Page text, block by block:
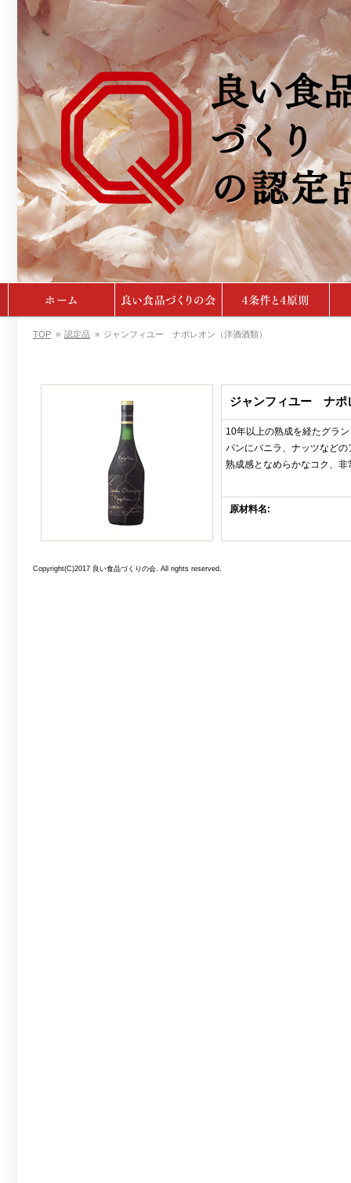
TOP » 認定品 » ジャンフィユー ナポレオン（洋酒酒類）
ジャンフィユー ナポ
10年以上の熟成を経たグラ
パンにバニラ、ナッツなど
熟成感となめらかなコク、
原材料名:
Copyright(C)2017 良い食品づくりの会. All rights reserved.